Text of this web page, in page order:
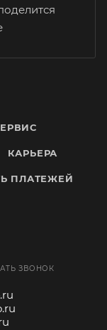
КАРЬЕРА
ПЛАТЕЖЕЙ
ЗВОНОК